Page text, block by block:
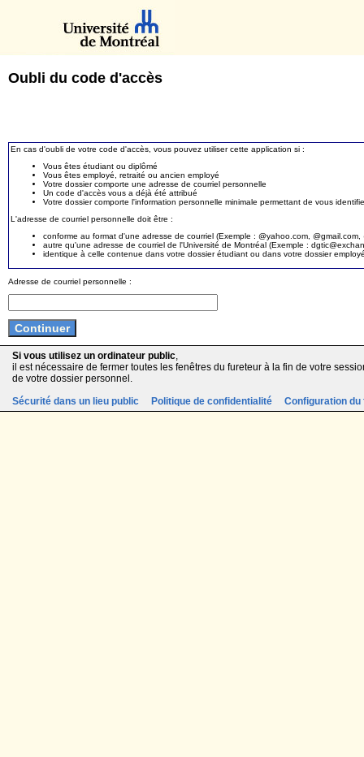
Oubli du code d'accès
En cas d'oubli de votre code d'accès, vous pouvez utiliser cette application si :
Vous êtes étudiant ou diplômé
Vous êtes employé, retraité ou ancien employé
Votre dossier comporte une adresse de courriel personnelle
Un code d'accès vous a déjà été attribué
Votre dossier comporte l'information personnelle minimale permettant de vous
L'adresse de courriel personnelle doit être :
conforme au format d'une adresse de courriel (Exemple : @yahoo.com,
autre qu'une adresse de courriel de l'Université de Montréal (Exemple :
identique à celle contenue dans votre dossier étudiant ou dans votre dossier
Adresse de courriel personnelle :
Si vous utilisez un ordinateur public,
il est nécessaire de fermer toutes les fenêtres du fureteur à la fin de votre
de votre dossier personnel.
Sécurité dans un lieu public
Politique de confidentialité Configuration du